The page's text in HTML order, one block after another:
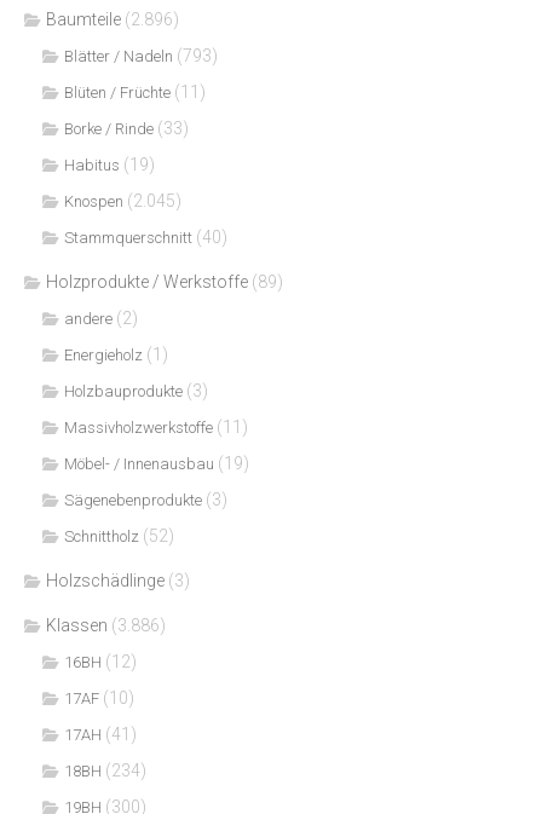
Baumteile (2.896)
Blätter / Nadeln (793)
Blüten / Früchte (11)
Borke / Rinde (33)
Habitus (19)
Knospen (2.045)
Stammquerschnitt (40)
Holzprodukte / Werkstoffe (89)
andere (2)
Energieholz (1)
Holzbauprodukte (3)
Massivholzwerkstoffe (11)
Möbel- / Innenausbau (19)
Sägenebenprodukte (3)
Schnittholz (52)
Holzschädlinge (3)
Klassen (3.886)
16BH (12)
17AF (10)
17AH (41)
18BH (234)
19BH (300)